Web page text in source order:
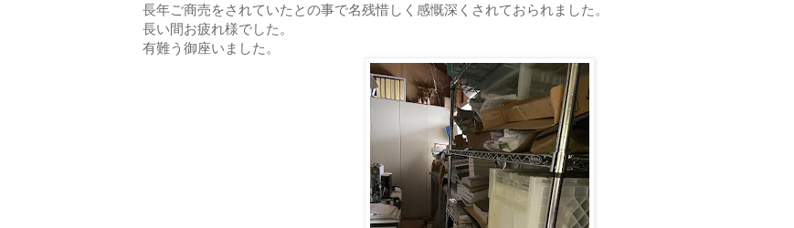
長年ご商売をされていたとの事で名残惜しく感慨深くされておられました。
長い間お疲れ様でした。
有難う御座いました。